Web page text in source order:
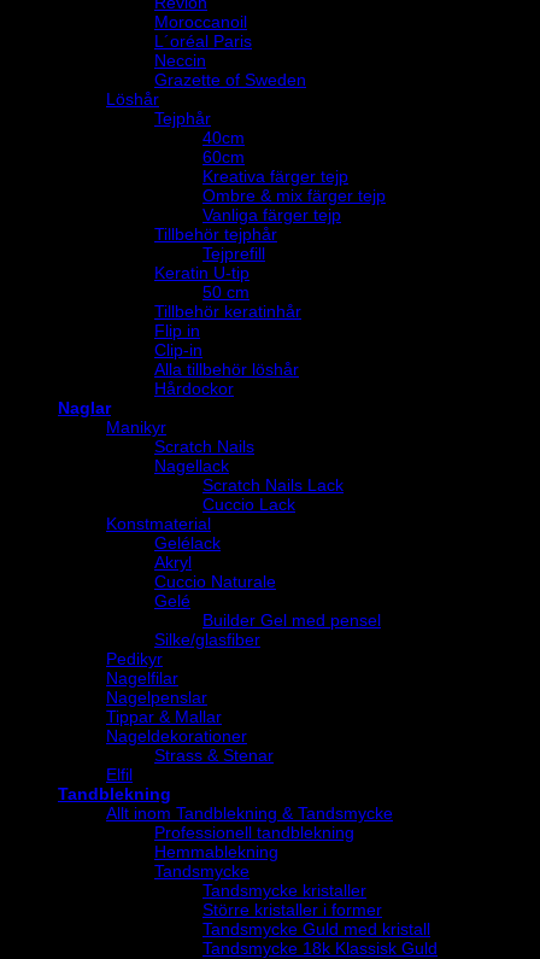
Moroccanoil
L´oréal Paris
Neccin
Grazette of Sweden
Löshår
Tejphår
40cm
60cm
Kreativa färger tejp
Ombre & mix färger tejp
Vanliga färger tejp
Tillbehör tejphår
Tejprefill
Keratin U-tip
50 cm
Tillbehör keratinhår
Flip in
Clip-in
Alla tillbehör löshår
Hårdockor
Naglar
Manikyr
Scratch Nails
Nagellack
Scratch Nails Lack
Cuccio Lack
Konstmaterial
Gelélack
Akryl
Cuccio Naturale
Gelé
Builder Gel med pensel
Silke/glasfiber
Pedikyr
Nagelfilar
Nagelpenslar
Tippar & Mallar
Nageldekorationer
Strass & Stenar
Elfil
Tandblekning
Allt inom Tandblekning & Tandsmycke
Professionell tandblekning
Hemmablekning
Tandsmycke
Tandsmycke kristaller
Större kristaller i former
Tandsmycke Guld med kristall
Tandsmycke 18k Klassisk Guld